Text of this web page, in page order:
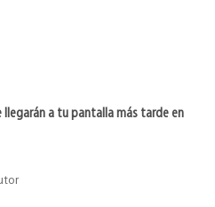
llegarán a tu pantalla más tarde en